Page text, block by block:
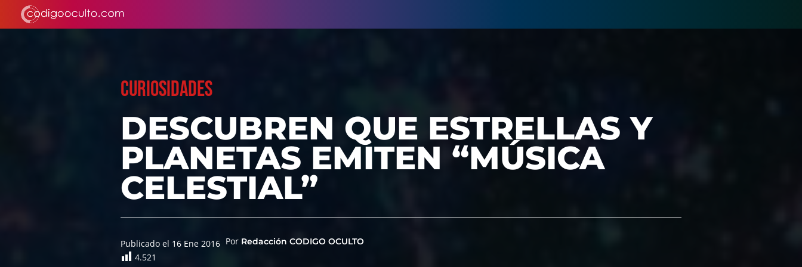
CURIOSIDADES
DESCUBREN QUE ESTRELLAS Y
PLANETAS EMITEN “MÚSICA
CELESTIAL”
Publicado el 16 Ene 2016 Por Redacción CODIGO OCULTO
4.521